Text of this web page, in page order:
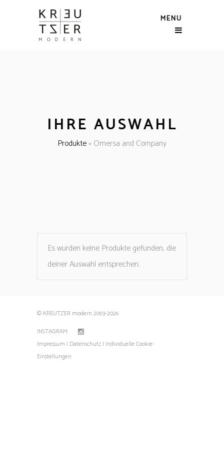
MENU
IHRE AUSWAHL
Produkte»Omersa and Company
Es wurden keine Produkte gefunden, die
deiner Auswahl entsprechen.
© KREUTZER modern 2003-2026
INSTAGRAM
Impressum | Datenschutz | Individuelle Cookie-
Einstellungen